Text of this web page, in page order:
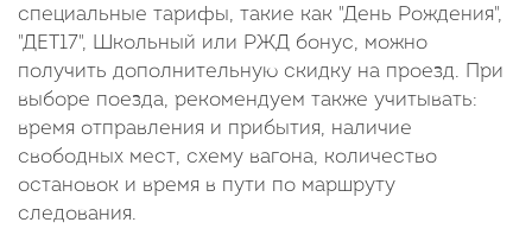
специальные тарифы, такие как "День Рождения",
"ДЕТ17", Школьный или РЖД бонус, можно
получить дополнительную скидку на проезд. При
выборе поезда, рекомендуем также учитывать:
время отправления и прибытия, наличие
свободных мест, схему вагона, количество
остановок и время в пути по маршруту
следования.